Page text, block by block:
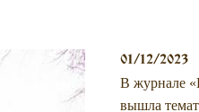
01/12/2023
В журнале
вышла